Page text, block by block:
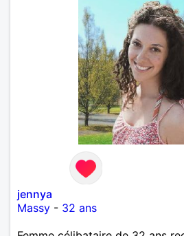
jennya
Massy - 32 ans